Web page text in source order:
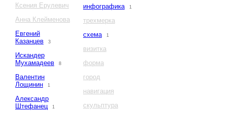
Ксения Ерулевич
Анна Клейменова
Евгений
Казанцев
3
Искандер
Мухамадеев
8
Валентин
Лощинин
1
Александр
Штефанец
1
инфографика
1
трехмерка
схема
1
визитка
форма
город
навигация
скульптура